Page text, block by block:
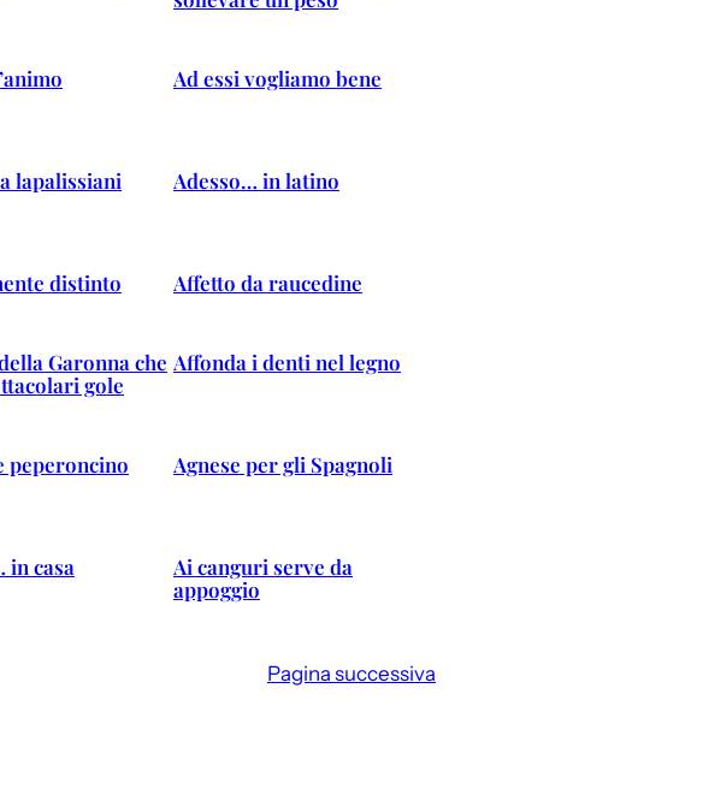
Ad essi vogliamo bene
lapalissiani Adesso… in latino
distinto Affetto da raucedine
Garonna che
gole
Affonda i denti nel legno
peperoncino Agnese per gli Spagnoli
in casa
Ai canguri serve da
appoggio
Pagina successiva